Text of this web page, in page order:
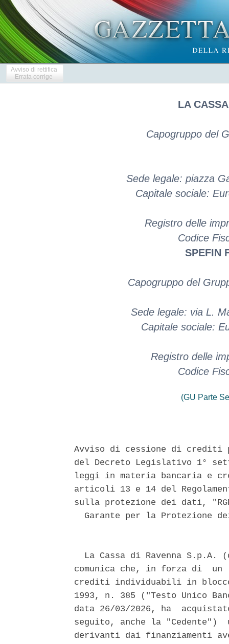
Avviso di rettifica
Errata corrige
LA
Capogruppo del
Sede legale: piazza
Capitale sociale:
Registro delle
Codice
SPEFIN
Capogruppo del
Sede legale: via L.
Capitale sociale:
Registro delle
Codice
(GU Parte
Avviso di cessione di
del Decreto Legislativo 1°
leggi in materia bancaria e
articoli 13 e 14 del
sulla protezione dei dati,
Garante per la Protezione
La Cassa di Ravenna S.p.A.
comunica che, in forza di
crediti individuabili in
1993, n. 385 ("Testo Unico
data 26/03/2026, ha
seguito, anche la
derivanti dai finanziamenti